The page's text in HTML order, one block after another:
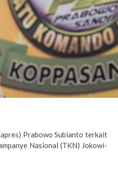
Prabowo Subianto terkait
Nasional (TKN) Jokowi-